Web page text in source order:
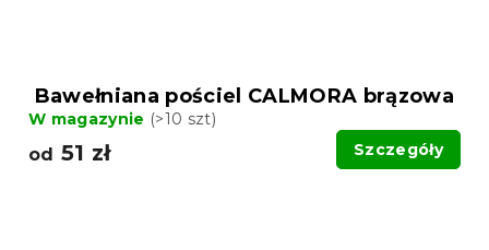
Bawełniana pościel CALMORA brązowa
W magazynie (>10 szt)
od 51 zł Szczegóły